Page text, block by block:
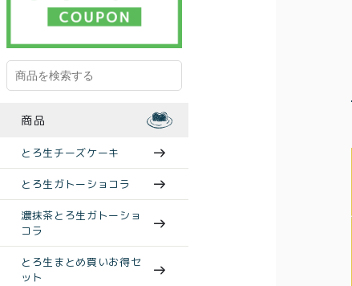
商品
とろ生チーズケーキ
とろ生ガトーショコラ
濃抹茶とろ生ガトーショ
コラ
とろ生まとめ買いお得セ
ット